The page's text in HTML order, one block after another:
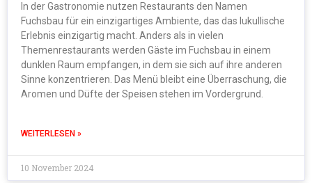
In der Gastronomie nutzen Restaurants den Namen
Fuchsbau für ein einzigartiges Ambiente, das das lukullische
Erlebnis einzigartig macht. Anders als in vielen
Themenrestaurants werden Gäste im Fuchsbau in einem
dunklen Raum empfangen, in dem sie sich auf ihre anderen
Sinne konzentrieren. Das Menü bleibt eine Überraschung, die
Aromen und Düfte der Speisen stehen im Vordergrund.
WEITERLESEN »
10 November 2024